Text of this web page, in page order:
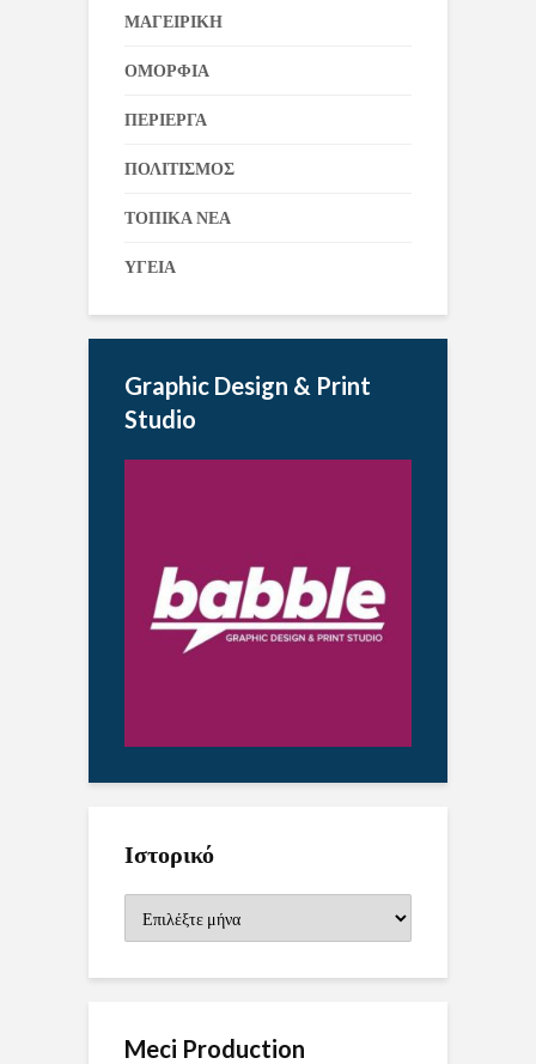
ΜΑΓΕΙΡΙΚΗ
ΟΜΟΡΦΙΑ
ΠΕΡΙΕΡΓΑ
ΠΟΛΙΤΙΣΜΟΣ
ΤΟΠΙΚΑ ΝΕΑ
ΥΓΕΙΑ
Graphic Design & Print
Studio
Ιστορικό
Meci Production